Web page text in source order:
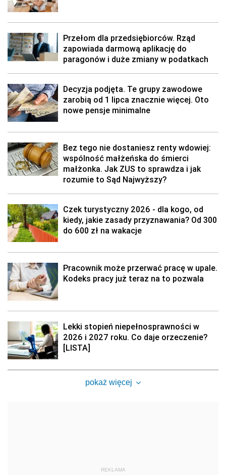
Przełom dla przedsiębiorców. Rząd
zapowiada darmową aplikację do
paragonów i duże zmiany w podatkach
Decyzja podjęta. Te grupy zawodowe
zarobią od 1 lipca znacznie więcej. Oto
nowe pensje minimalne
Bez tego nie dostaniesz renty wdowiej:
wspólność małżeńska do śmierci
małżonka. Jak ZUS to sprawdza i jak
rozumie to Sąd Najwyższy?
Czek turystyczny 2026 - dla kogo, od
kiedy, jakie zasady przyznawania? Od 300
do 600 zł na wakacje
Pracownik może przerwać pracę w upale.
Kodeks pracy już teraz na to pozwala
Lekki stopień niepełnosprawności w
2026 i 2027 roku. Co daje orzeczenie?
[LISTA]
pokaż więcej
REKLAMA